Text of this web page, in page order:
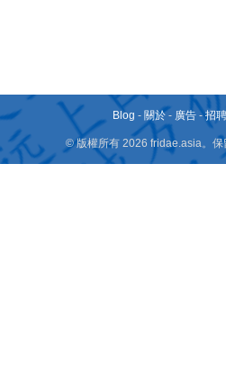
Blog - 關於 - 廣告 -招
© 版權所有 2026 fridae.asia。